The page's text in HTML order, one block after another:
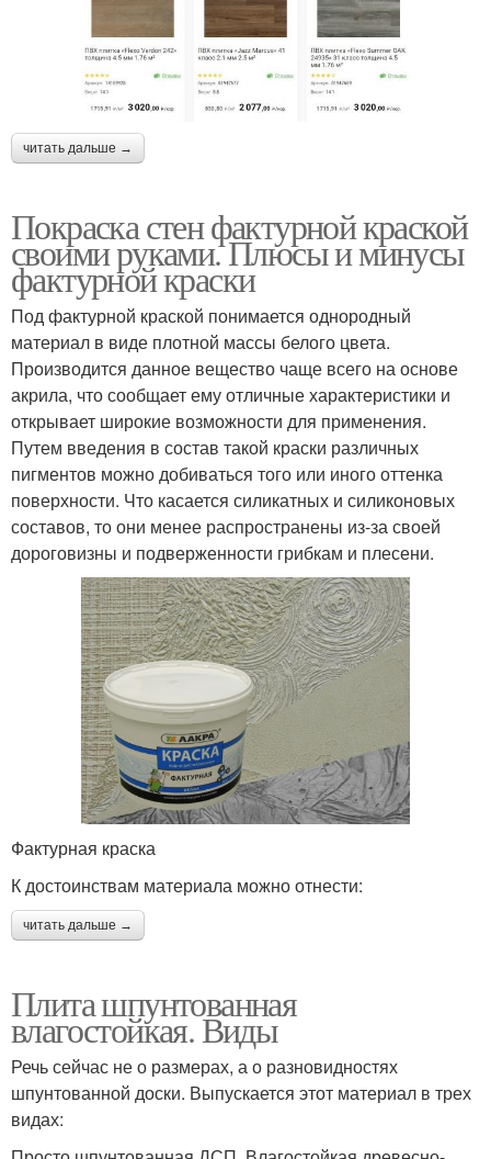
читать дальше →
Покраска стен фактурной краской
своими руками. Плюсы и минусы
фактурной краски
Под фактурной краской понимается однородный
материал в виде плотной массы белого цвета.
Производится данное вещество чаще всего на основе
акрила, что сообщает ему отличные характеристики и
открывает широкие возможности для применения.
Путем введения в состав такой краски различных
пигментов можно добиваться того или иного оттенка
поверхности. Что касается силикатных и силиконовых
составов, то они менее распространены из-за своей
дороговизны и подверженности грибкам и плесени.
Фактурная краска
К достоинствам материала можно отнести:
читать дальше →
Плита шпунтованная
влагостойкая. Виды
Речь сейчас не о размерах, а о разновидностях
шпунтованной доски. Выпускается этот материал в трех
видах: